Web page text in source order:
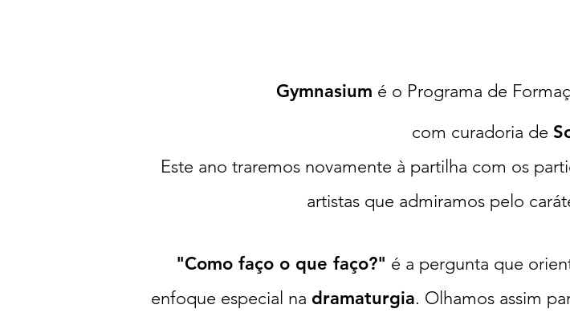
Gymnasium é o Programa de
com curadoria de
Este ano traremos novamente à partilha com os
artistas que admiramos pelo
"Como faço o que faço?" é a pergunta que
enfoque especial na dramaturgia. Olhamos assim